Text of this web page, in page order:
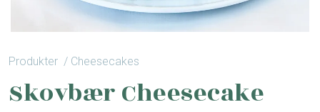
Produkter / Cheesecakes
Skovbær Cheesecake